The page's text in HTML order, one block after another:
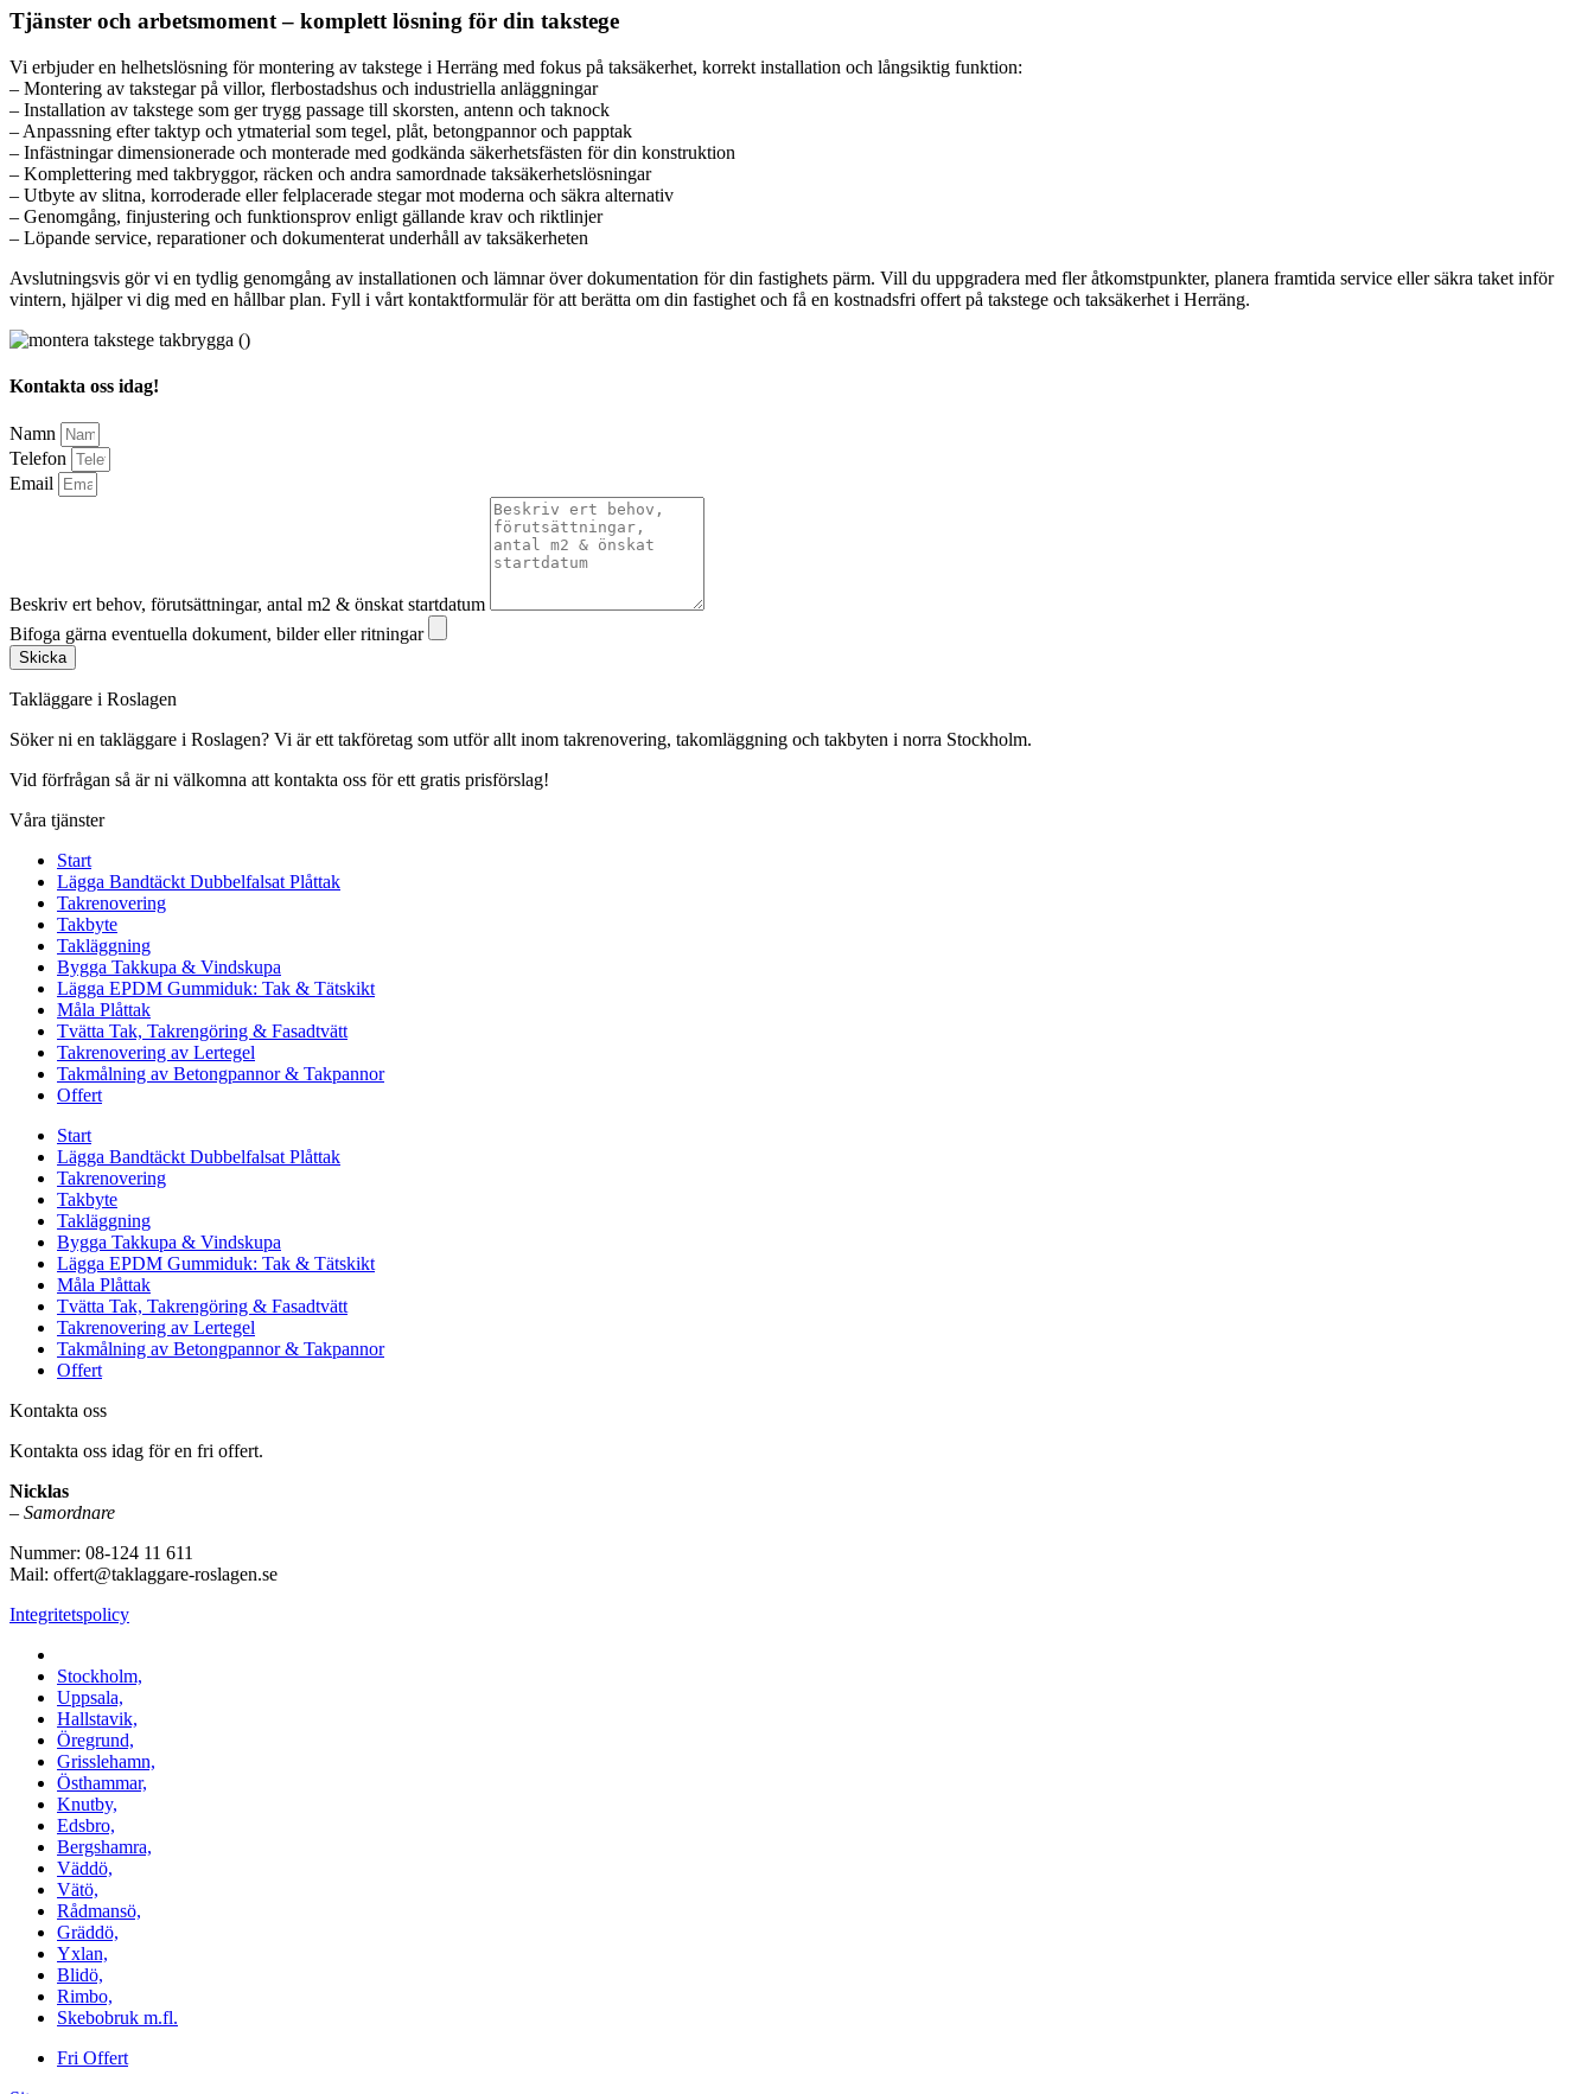
Tjänster och arbetsmoment – komplett lösning för din takstege
Vi erbjuder en helhetslösning för montering av takstege i Herräng med fokus på taksäkerhet, korrekt installation och långsiktig funktion:
– Montering av takstegar på villor, flerbostadshus och industriella anläggningar
– Installation av takstege som ger trygg passage till skorsten, antenn och taknock
– Anpassning efter taktyp och ytmaterial som tegel, plåt, betongpannor och papptak
– Infästningar dimensionerade och monterade med godkända säkerhetsfästen för din konstruktion
– Komplettering med takbryggor, räcken och andra samordnade taksäkerhetslösningar
– Utbyte av slitna, korroderade eller felplacerade stegar mot moderna och säkra alternativ
– Genomgång, finjustering och funktionsprov enligt gällande krav och riktlinjer
– Löpande service, reparationer och dokumenterat underhåll av taksäkerheten
Avslutningsvis gör vi en tydlig genomgång av installationen och lämnar över dokumentation för din fastighets pärm. Vill du uppgradera med fler åtkomstpunkter, planera framtida service eller säkra taket inför
vintern, hjälper vi dig med en hållbar plan. Fyll i vårt kontaktformulär för att berätta om din fastighet och få en kostnadsfri offert på takstege och taksäkerhet i Herräng.
Kontakta oss idag!
Namn
Telefon
Email
Beskriv ert behov, förutsättningar, antal m2 & önskat startdatum
Bifoga gärna eventuella dokument, bilder eller ritningar
Skicka
Takläggare i Roslagen
Söker ni en takläggare i Roslagen? Vi är ett takföretag som utför allt inom takrenovering, takomläggning och takbyten i norra Stockholm.
Vid förfrågan så är ni välkomna att kontakta oss för ett gratis prisförslag!
Våra tjänster
Start
Lägga Bandtäckt Dubbelfalsat Plåttak
Takrenovering
Takbyte
Takläggning
Bygga Takkupa & Vindskupa
Lägga EPDM Gummiduk: Tak & Tätskikt
Måla Plåttak
Tvätta Tak, Takrengöring & Fasadtvätt
Takrenovering av Lertegel
Takmålning av Betongpannor & Takpannor
Offert
Start
Lägga Bandtäckt Dubbelfalsat Plåttak
Takrenovering
Takbyte
Takläggning
Bygga Takkupa & Vindskupa
Lägga EPDM Gummiduk: Tak & Tätskikt
Måla Plåttak
Tvätta Tak, Takrengöring & Fasadtvätt
Takrenovering av Lertegel
Takmålning av Betongpannor & Takpannor
Offert
Kontakta oss
Kontakta oss idag för en fri offert.
Nicklas
– Samordnare
Nummer: 08-124 11 611
Mail: offert@taklaggare-roslagen.se
Integritetspolicy
Stockholm,
Uppsala,
Hallstavik,
Öregrund,
Grisslehamn,
Östhammar,
Knutby,
Edsbro,
Bergshamra,
Väddö,
Vätö,
Rådmansö,
Gräddö,
Yxlan,
Blidö,
Rimbo,
Skebobruk m.fl.
Fri Offert